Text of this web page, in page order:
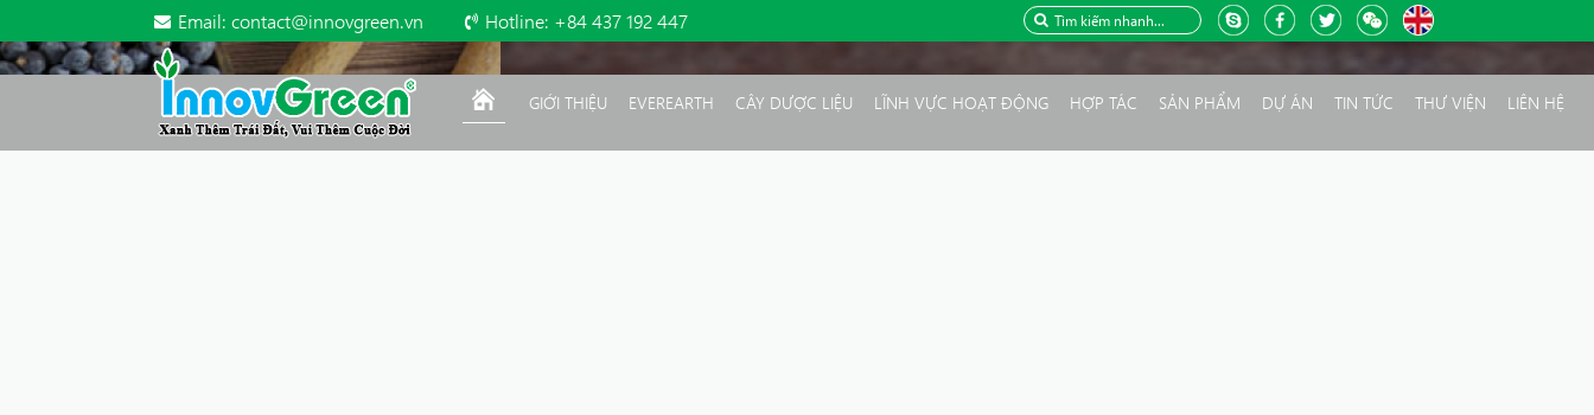
Email: contact@innovgreen.vn Hotline: +84 437 192 447
GIỚI THIỆU EVEREARTH CÂY DƯỢC LIỆU LĨNH VỰC HOẠT ĐỘNG HỢP TÁC SẢN PHẨM DỰ ÁN TIN TỨC THƯ VIỆN LIÊN HỆ